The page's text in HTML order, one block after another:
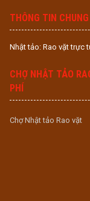
THÔNG TIN CHUNG
Nhật tảo: Rao vặt trực
CHỢ NHẬT TẢO
PHÍ
Chợ Nhật tảo Rao vặt